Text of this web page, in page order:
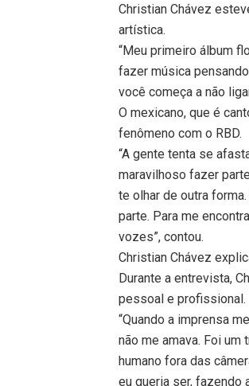
Christian Chávez
artística.
“Meu primeiro álbum
fazer música
você começa a não
O mexicano, que é
fenômeno com o RBD.
“A gente tenta se
maravilhoso fazer
te olhar de outra
parte. Para me
vozes”, contou.
Christian Chávez
Durante a entrevista,
pessoal e profissional.
“Quando a imprensa
não me amava. Foi
humano fora das
eu queria ser, fazendo